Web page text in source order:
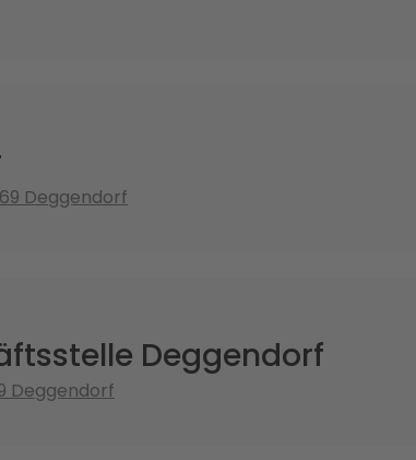
Deggendorf
Deggendorf
Deggendorf